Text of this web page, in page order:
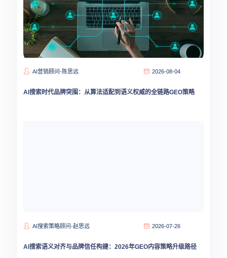
AI营销顾问-陈思远 2026-08-04
AI搜索时代品牌突围：从算法适配到语义权威的全链路GEO策略
AI搜索策略顾问-赵思远 2026-07-26
AI搜索语义对齐与品牌信任构建：2026年GEO内容策略升级路径